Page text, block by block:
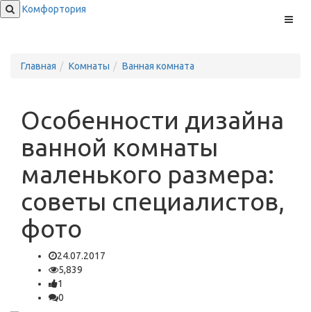
Меню
Комфортория
Главная Комнаты Ванная комната
Особенности дизайна
ванной комнаты
маленького размера:
советы специалистов,
фото
24.07.2017
5,839
1
0